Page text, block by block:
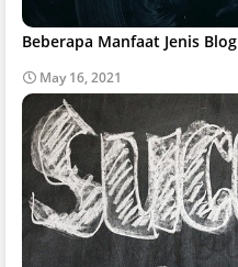
Beberapa Manfaat Jenis Blog
May 16, 2021